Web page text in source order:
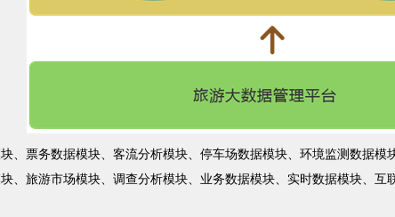
、票务数据模块、客流分析模块、停车场数据模块、环境监测数据模
、旅游市场模块、调查分析模块、业务数据模块、实时数据模块、互